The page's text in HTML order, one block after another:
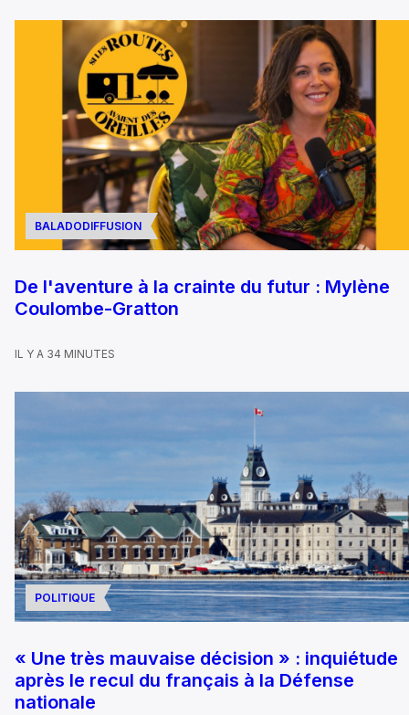
BALADODIFFUSION
De l'aventure à la crainte du futur : Mylène
Coulombe-Gratton
IL Y A 34 MINUTES
POLITIQUE
« Une très mauvaise décision » : inquiétude
après le recul du français à la Défense
nationale